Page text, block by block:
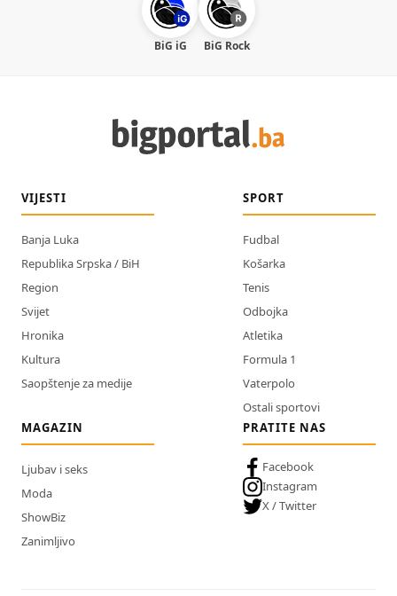
BiG iG BiG Rock
VIJESTI
Banja Luka
Republika Srpska / BiH
Region
Svijet
Hronika
Kultura
Saopštenje za medije
SPORT
Fudbal
Košarka
Tenis
Odbojka
Atletika
Formula 1
Vaterpolo
Ostali sportovi
MAGAZIN
Ljubav i seks
Moda
ShowBiz
Zanimljivo
PRATITE NAS
Facebook
Instagram
X / Twitter